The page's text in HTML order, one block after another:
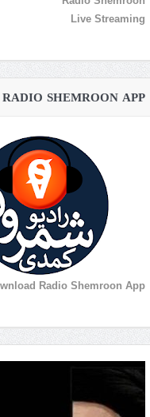
Live Streaming
RADIO SHEMROON APP
Radio Shemroon App